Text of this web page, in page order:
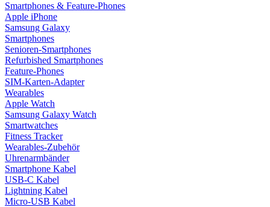
Smartphones & Feature-Phones
Apple iPhone
Samsung Galaxy
Smartphones
Senioren-Smartphones
Refurbished Smartphones
Feature-Phones
SIM-Karten-Adapter
Wearables
Apple Watch
Samsung Galaxy Watch
Smartwatches
Fitness Tracker
Wearables-Zubehör
Uhrenarmbänder
Smartphone Kabel
USB-C Kabel
Lightning Kabel
Micro-USB Kabel